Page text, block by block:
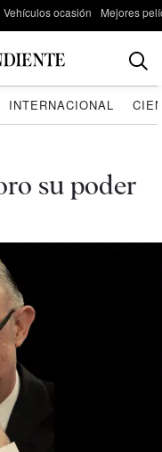
Vehículos ocasión Mejores
INTERNACIONAL
su poder